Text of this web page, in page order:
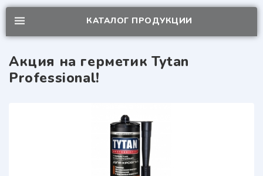
КАТАЛОГ ПРОДУКЦИИ
Акция на герметик Tytan
Professional!